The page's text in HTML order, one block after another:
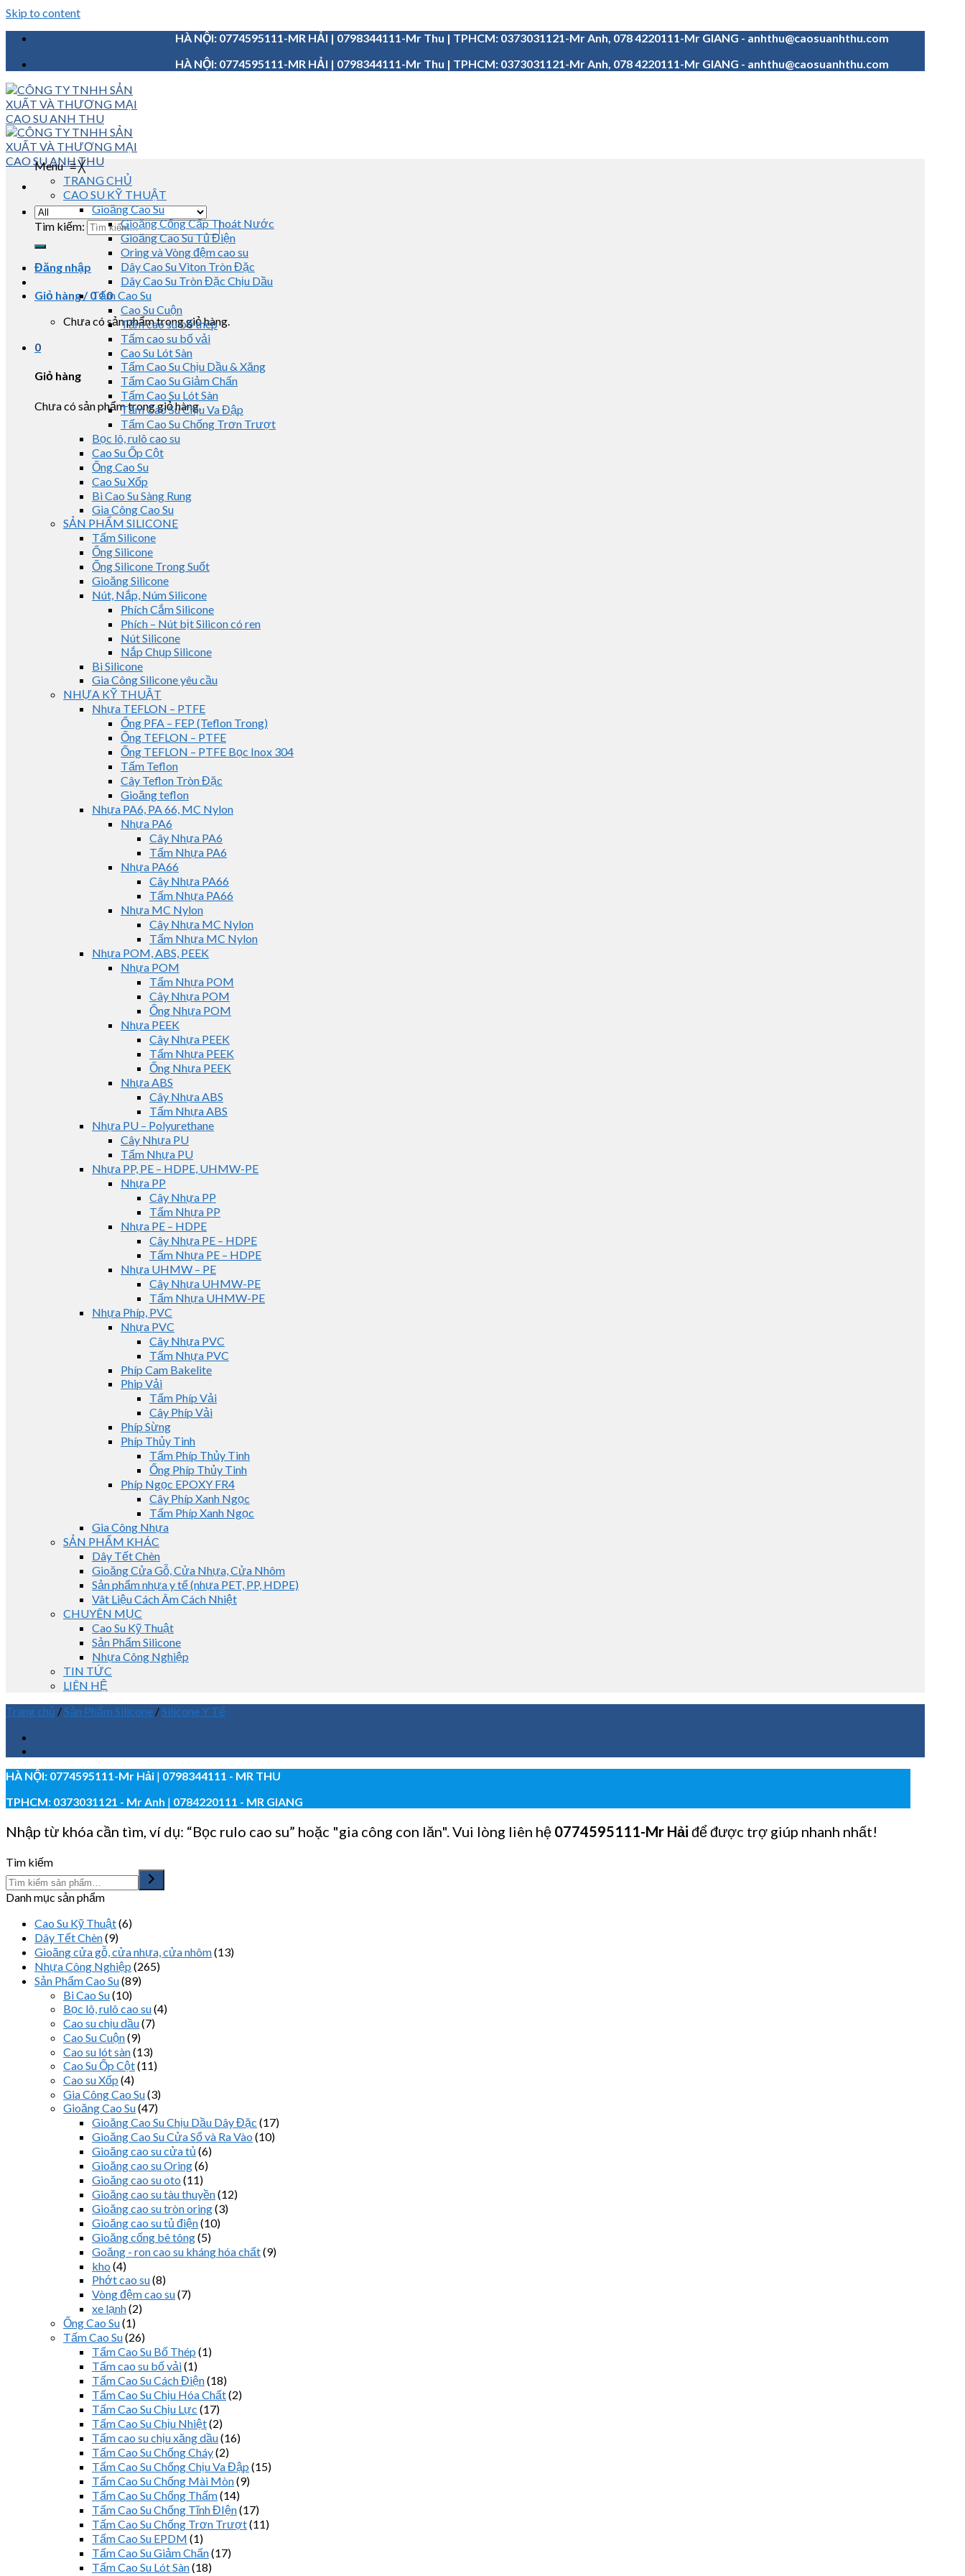
Skip to content
HÀ NỘI: 0774595111-MR HẢI | 0798344111-Mr Thu | TPHCM: 0373031121-Mr Anh, 078 4220111-Mr GIANG - anhthu@caosuanhthu.com
HÀ NỘI: 0774595111-MR HẢI | 0798344111-Mr Thu | TPHCM: 0373031121-Mr Anh, 078 4220111-Mr GIANG - anhthu@caosuanhthu.com
Tìm kiếm:
Đăng nhập
Giỏ hàng /0₫0
Chưa có sản phẩm trong giỏ hàng.
0
Giỏ hàng
Chưa có sản phẩm trong giỏ hàng.
Menu≡╳
TRANG CHỦ
CAO SU KỸ THUẬT
Gioăng Cao Su
Gioăng Cống Cấp Thoát Nước
Gioăng Cao Su Tủ Điện
Oring và Vòng đệm cao su
Dây Cao Su Viton Tròn Đặc
Dây Cao Su Tròn Đặc Chịu Dầu
Tấm Cao Su
Cao Su Cuộn
Tấm cao su bố thép
Tấm cao su bố vải
Cao Su Lót Sàn
Tấm Cao Su Chịu Dầu & Xăng
Tấm Cao Su Giảm Chấn
Tấm Cao Su Lót Sàn
Tấm Cao Su Chịu Va Đập
Tấm Cao Su Chống Trơn Trượt
Bọc lô, rulô cao su
Cao Su Ốp Cột
Ống Cao Su
Cao Su Xốp
Bi Cao Su Sàng Rung
Gia Công Cao Su
SẢN PHẨM SILICONE
Tấm Silicone
Ống Silicone
Ống Silicone Trong Suốt
Gioăng Silicone
Nút, Nắp, Núm Silicone
Phích Cắm Silicone
Phích – Nút bịt Silicon có ren
Nút Silicone
Nắp Chụp Silicone
Bi Silicone
Gia Công Silicone yêu cầu
NHỰA KỸ THUẬT
Nhựa TEFLON – PTFE
Ống PFA – FEP (Teflon Trong)
Ống TEFLON – PTFE
Ống TEFLON – PTFE Bọc Inox 304
Tấm Teflon
Cây Teflon Tròn Đặc
Gioăng teflon
Nhựa PA6, PA 66, MC Nylon
Nhựa PA6
Cây Nhựa PA6
Tấm Nhựa PA6
Nhựa PA66
Cây Nhựa PA66
Tấm Nhựa PA66
Nhựa MC Nylon
Cây Nhựa MC Nylon
Tấm Nhựa MC Nylon
Nhựa POM, ABS, PEEK
Nhựa POM
Tấm Nhựa POM
Cây Nhựa POM
Ống Nhựa POM
Nhựa PEEK
Cây Nhựa PEEK
Tấm Nhựa PEEK
Ống Nhựa PEEK
Nhựa ABS
Cây Nhựa ABS
Tấm Nhựa ABS
Nhựa PU – Polyurethane
Cây Nhựa PU
Tấm Nhựa PU
Nhựa PP, PE – HDPE, UHMW-PE
Nhựa PP
Cây Nhựa PP
Tấm Nhựa PP
Nhựa PE – HDPE
Cây Nhựa PE – HDPE
Tấm Nhựa PE – HDPE
Nhựa UHMW – PE
Cây Nhựa UHMW-PE
Tấm Nhựa UHMW-PE
Nhựa Phíp, PVC
Nhựa PVC
Cây Nhựa PVC
Tấm Nhựa PVC
Phíp Cam Bakelite
Phip Vải
Tấm Phíp Vải
Cây Phíp Vải
Phíp Sừng
Phíp Thủy Tinh
Tấm Phíp Thủy Tinh
Ống Phíp Thủy Tinh
Phíp Ngọc EPOXY FR4
Cây Phíp Xanh Ngọc
Tấm Phíp Xanh Ngọc
Gia Công Nhựa
SẢN PHẨM KHÁC
Dây Tết Chèn
Gioăng Cửa Gỗ, Cửa Nhựa, Cửa Nhôm
Sản phẩm nhựa y tế (nhựa PET, PP, HDPE)
Vât Liệu Cách Âm Cách Nhiệt
CHUYÊN MỤC
Cao Su Kỹ Thuật
Sản Phẩm Silicone
Nhựa Công Nghiệp
TIN TỨC
LIÊN HỆ
Trang chủ /Sản Phẩm Silicone /Silicone Y Tế
HÀ NỘI: 0774595111-Mr Hải | 0798344111 - MR THU
TPHCM: 0373031121 - Mr Anh | 0784220111 - MR GIANG
Nhập từ khóa cần tìm, ví dụ: “Bọc rulo cao su” hoặc "gia công con lăn". Vui lòng liên hệ 0774595111-Mr Hải để được trợ giúp nhanh nhất!
Tìm kiếm
Danh mục sản phẩm
Cao Su Kỹ Thuật(6)
Dây Tết Chèn(9)
Gioăng cửa gỗ, cửa nhựa, cửa nhôm(13)
Nhựa Công Nghiệp (265)
Sản Phẩm Cao Su(89)
Bi Cao Su(10)
Bọc lô, rulô cao su(4)
Cao su chịu dầu(7)
Cao Su Cuộn(9)
Cao su lót sàn(13)
Cao Su Ốp Cột(11)
Cao su Xốp (4)
Gia Công Cao Su(3)
Gioăng Cao Su(47)
Gioăng Cao Su Chịu Dầu Dây Đặc (17)
Gioăng Cao Su Cửa Sổ và Ra Vào (10)
Gioăng cao su cửa tủ (6)
Gioăng cao su Oring(6)
Gioăng cao su oto (11)
Gioăng cao su tàu thuyền(12)
Gioăng cao su tròn oring(3)
Gioăng cao su tủ điện(10)
Gioăng cống bê tông(5)
Goăng - ron cao su kháng hóa chất(9)
kho (4)
Phớt cao su(8)
Vòng đệm cao su(7)
xe lạnh(2)
Ống Cao Su(1)
Tấm Cao Su(26)
Tấm Cao Su Bố Thép (1)
Tấm cao su bố vải(1)
Tấm Cao Su Cách Điện(18)
Tấm Cao Su Chịu Hóa Chất(2)
Tấm Cao Su Chịu Lực (17)
Tấm Cao Su Chịu Nhiệt(2)
Tấm cao su chịu xăng dầu(16)
Tấm Cao Su Chống Cháy(2)
Tấm Cao Su Chống Chịu Va Đập (15)
Tấm Cao Su Chống Mài Mòn(9)
Tấm Cao Su Chống Thấm(14)
Tấm Cao Su Chống Tĩnh ĐIện(17)
Tấm Cao Su Chống Trơn Trượt(11)
Tấm Cao Su EPDM (1)
Tấm Cao Su Giảm Chấn(17)
Tấm Cao Su Lót Sàn(18)